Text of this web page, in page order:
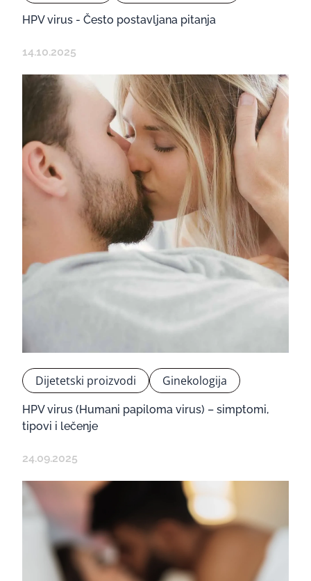
HPV virus - Često postavljana pitanja
14.10.2025
Dijetetski proizvodi Ginekologija
HPV virus (Humani papiloma virus) – simptomi,
tipovi i lečenje
24.09.2025